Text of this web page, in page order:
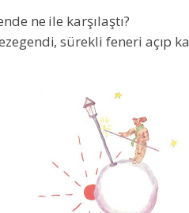
ne ile karşılaştı?
sürekli feneri açıp